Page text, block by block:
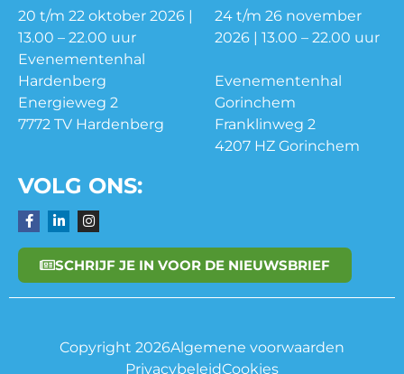
20 t/m 22 oktober 2026 |
13.00 – 22.00 uur
Evenementenhal
Hardenberg
Energieweg 2
7772 TV Hardenberg
24 t/m 26 november
2026 | 13.00 – 22.00 uur
Evenementenhal
Gorinchem
Franklinweg 2
4207 HZ Gorinchem
VOLG ONS:
SCHRIJF JE IN VOOR DE NIEUWSBRIEF
Copyright 2026Algemene voorwaarden
PrivacybeleidCookies